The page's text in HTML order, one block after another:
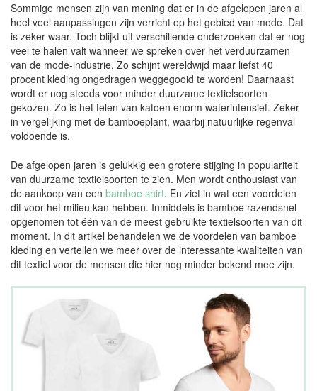
Sommige mensen zijn van mening dat er in de afgelopen jaren al
heel veel aanpassingen zijn verricht op het gebied van mode. Dat
is zeker waar. Toch blijkt uit verschillende onderzoeken dat er nog
veel te halen valt wanneer we spreken over het verduurzamen
van de mode-industrie. Zo schijnt wereldwijd maar liefst 40
procent kleding ongedragen weggegooid te worden! Daarnaast
wordt er nog steeds voor minder duurzame textielsoorten
gekozen. Zo is het telen van katoen enorm waterintensief. Zeker
in vergelijking met de bamboeplant, waarbij natuurlijke regenval
voldoende is.
De afgelopen jaren is gelukkig een grotere stijging in populariteit
van duurzame textielsoorten te zien. Men wordt enthousiast van
de aankoop van een bamboe shirt. En ziet in wat een voordelen
dit voor het milieu kan hebben. Inmiddels is bamboe razendsnel
opgenomen tot één van de meest gebruikte textielsoorten van dit
moment. In dit artikel behandelen we de voordelen van bamboe
kleding en vertellen we meer over de interessante kwaliteiten van
dit textiel voor de mensen die hier nog minder bekend mee zijn.